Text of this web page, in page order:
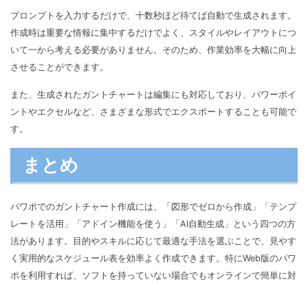
プロンプトを入力するだけで、十数秒ほど待てば自動で生成されます。
作成時は重要な情報に集中するだけでよく、スタイルやレイアウトにつ
いて一から考える必要がありません。そのため、作業効率を大幅に向上
させることができます。
また、生成されたガントチャートは編集にも対応しており、パワーポイ
ントやエクセルなど、さまざまな形式でエクスポートすることも可能で
す。
まとめ
パワポでのガントチャート作成には、「図形でゼロから作成」「テンプ
レートを活用」「アドイン機能を使う」「AI自動生成」という四つの方
法があります。目的やスキルに応じて最適な手法を選ぶことで、見やす
く実用的なスケジュール表を効率よく作成できます。特にWeb版のパワ
ポを利用すれば、ソフトを持っていない場合でもオンラインで簡単に対